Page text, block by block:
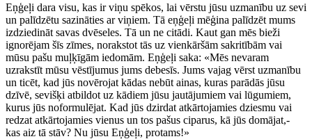
Eņģeļi dara visu, kas ir viņu spēkos, lai vērstu jūsu uzmanību uz sevi
un palīdzētu sazināties ar viņiem. Tā eņģeļi mēģina palīdzēt mums
izdziedināt savas dvēseles. Tā un ne citādi. Kaut gan mēs bieži
ignorējam šīs zīmes, norakstot tās uz vienkāršām sakritībām vai
mūsu pašu muļķīgām iedomām. Eņģeļi saka: «Mēs nevaram
uzrakstīt mūsu vēstījumus jums debesīs. Jums vajag vērst uzmanību
un ticēt, kad jūs novērojat kādas nebūt ainas, kuras parādās jūsu
dzīvē, sevišķi atbildot uz kādiem jūsu jautājumiem vai lūgumiem,
kurus jūs noformulējat. Kad jūs dzirdat atkārtojamies dziesmu vai
redzat atkārtojamies vienus un tos pašus ciparus, kā jūs domājat,-
kas aiz tā stāv? Nu jūsu Eņģeļi, protams!»